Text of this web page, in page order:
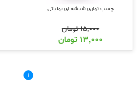
چسب نواری شیشه ای یونیتی
۱۵,۰۰۰تومان
۱۳,۰۰۰ تومان
۱